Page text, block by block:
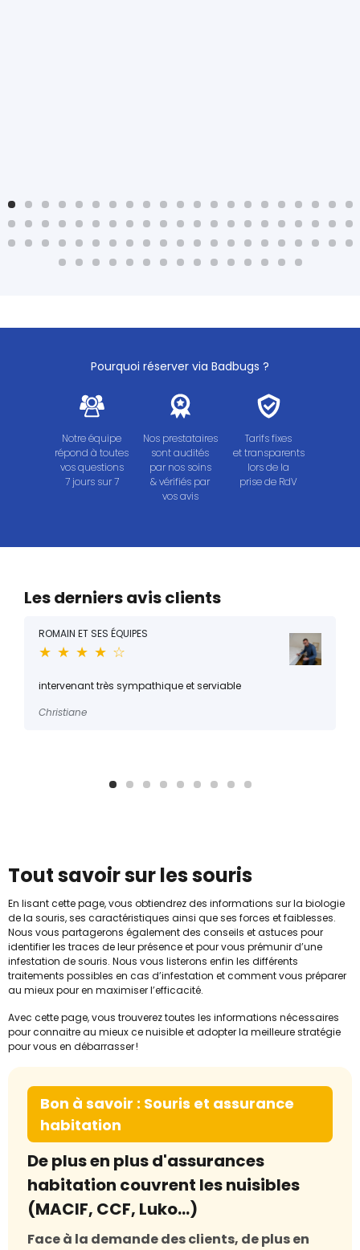
Pourquoi réserver via Badbugs ?
Notre équipe
répond à toutes
vos questions
7 jours sur 7
Nos prestataires
sont audités
par nos soins
& vérifiés par
vos avis
Tarifs fixes
et transparents
lors de la
prise de RdV
Les derniers avis clients
ROMAIN ET SES ÉQUIPES
★ ★ ★ ★ ☆
intervenant très sympathique et serviable
Christiane
Tout savoir sur les souris
En lisant cette page, vous obtiendrez des informations sur la biologie
de la souris, ses caractéristiques ainsi que ses forces et faiblesses.
Nous vous partagerons également des conseils et astuces pour
identifier les traces de leur présence et pour vous prémunir d’une
infestation de souris. Nous vous listerons enfin les différents
traitements possibles en cas d’infestation et comment vous préparer
au mieux pour en maximiser l’efficacité.
Avec cette page, vous trouverez toutes les informations nécessaires
pour connaitre au mieux ce nuisible et adopter la meilleure stratégie
pour vous en débarrasser !
Bon à savoir : Souris et assurance
habitation
De plus en plus d'assurances
habitation couvrent les nuisibles
(MACIF, CCF, Luko…)
Face à la demande des clients, de plus en